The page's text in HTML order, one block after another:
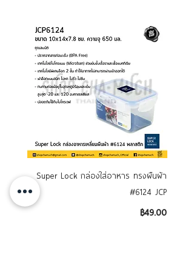
Super Lock กล่องใส่อาหาร ทรงผืนผ้า
#6124 JCP
ราคา
฿49.00